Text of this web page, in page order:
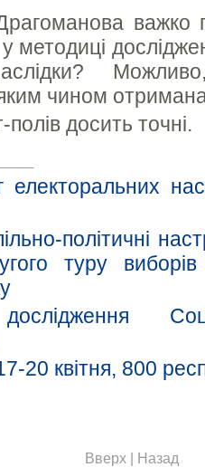
важко
методиці
чином
полів досить точні.
електоральних
політичні
туру
20 квітня, 800
Вверх | Назад